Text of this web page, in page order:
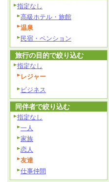
指定なし
高級ホテル・旅館
温泉
民宿・ペンション
旅行の目的で絞り込む
指定なし
レジャー
ビジネス
同伴者で絞り込む
指定なし
一人
家族
恋人
友達
仕事仲間